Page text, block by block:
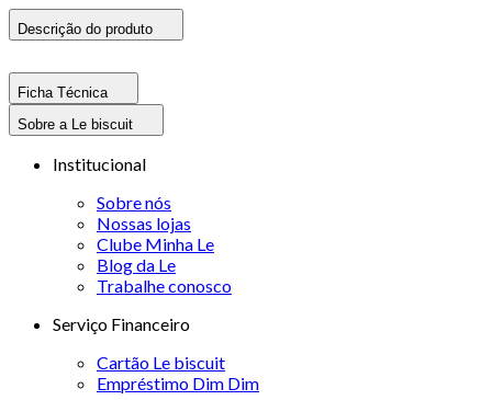
Descrição do produto
Ficha Técnica
Sobre a Le biscuit
Institucional
Sobre nós
Nossas lojas
Clube Minha Le
Blog da Le
Trabalhe conosco
Serviço Financeiro
Cartão Le biscuit
Empréstimo Dim Dim